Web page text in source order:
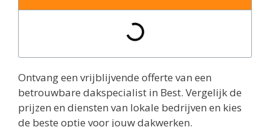
Ontvang een vrijblijvende offerte van een
betrouwbare dakspecialist in Best. Vergelijk de
prijzen en diensten van lokale bedrijven en kies
de beste optie voor jouw dakwerken.